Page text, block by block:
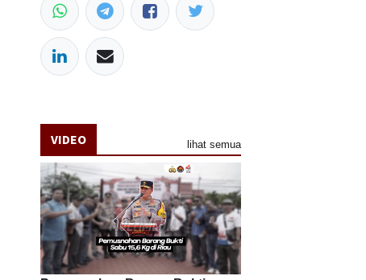
VIDEO lihat semua